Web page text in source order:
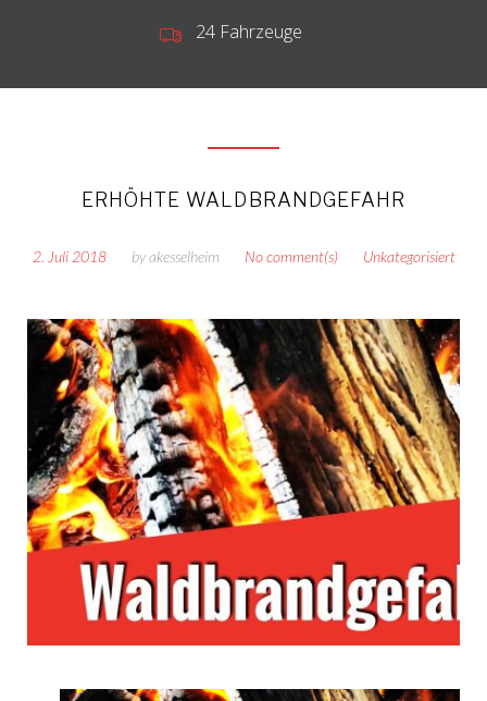
24 Fahrzeuge
ERHÖHTE WALDBRANDGEFAHR
2. Juli 2018 byakesselheim No comment(s) Unkategorisiert